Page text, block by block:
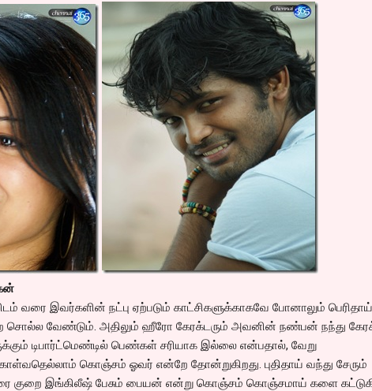
வரை இவர்களின் நட்பு ஏற்படும் காட்சிகளுக்காகவே போனாலும் பெரிதாய்
வேண்டும். அதிலும் ஹீரோ கேரக்டரும் அவனின் நண்பன் நந்து
டிபார்ட்மெண்டில் பெண்கள் சரியாக இல்லை என்பதால், வேறு
கொஞ்சம் ஓவர் என்றே தோன்றுகிறது. புதிதாய் வந்து சேரும்
குறை இங்கிலீஷ் பேசும் பையன் என்று கொஞ்சம் கொஞ்சமாய் களை